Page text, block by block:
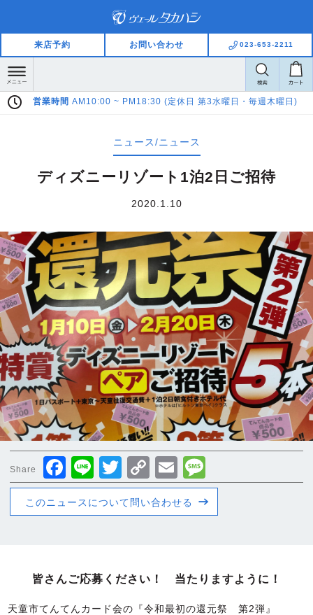
来店予約 お問い合わせ 023-653-2211
営業時間AM10:00 ~ PM18:30 (定休日 第3水曜日・毎週木曜日)
ニュース/ニュース
ディズニーリゾート1泊2日ご招待
2020.1.10
Share Facebook
LineTwitter
Copy
Link
Email
このニュースについて問い合わせる
皆さんご応募ください！ 当たりますように！
天童市てんてんカード会の『令和最初の還元祭 第2弾』